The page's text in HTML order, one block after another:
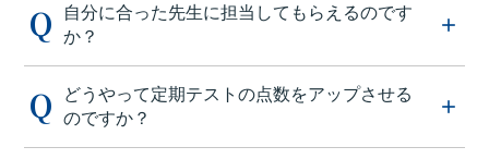
自分に合った先生に担当してもらえるのです
か？
どうやって定期テストの点数をアップさせる
のですか？